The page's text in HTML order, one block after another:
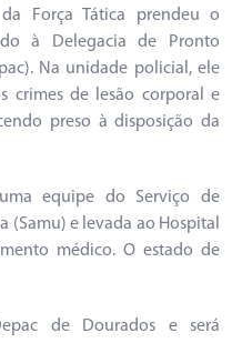
Força Tática prendeu o
à Delegacia de Pronto
Na unidade policial, ele
crimes de lesão corporal e
preso à disposição da
equipe do Serviço de
(Samu) e levada ao Hospital
médico. O estado de
de Dourados e será